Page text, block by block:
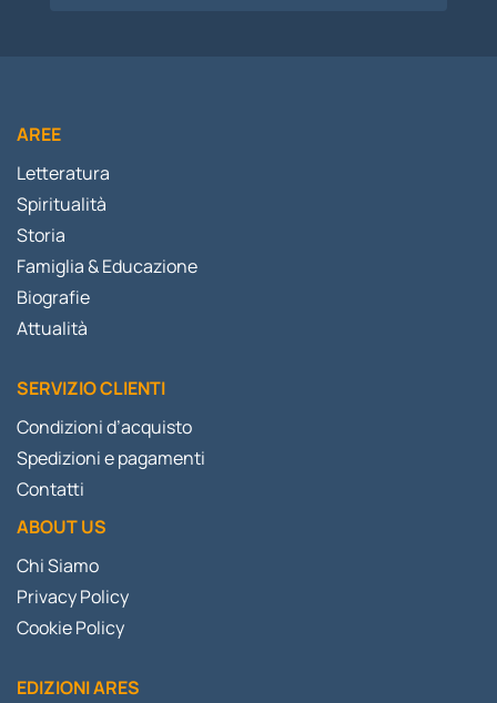
AREE
Letteratura
Spiritualità
Storia
Famiglia & Educazione
Biografie
Attualità
SERVIZIO CLIENTI
Condizioni d’acquisto
Spedizioni e pagamenti
Contatti
ABOUT US
Chi Siamo
Privacy Policy
Cookie Policy
EDIZIONI ARES